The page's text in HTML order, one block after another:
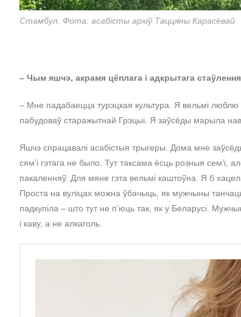
Стамбул. Фота: асабісты архіў Таццяны Карасёвай
– Чым яшчэ, акрамя цёплага і адкрытага
– Мне падабаецца турэцкая культура. Я вельмі
пабудоваў старажытнай Грэцыі. Я заўсёды марыла
Яшчэ спрацавалі асабістыя трыгеры. Дома мне
сям’і гэтага не было. Тут таксама ёсць розныя
пакаленняў. Для мяне гэта вельмі каштоўна. Я б
Проста на вуліцах можна ўбачыць, як мужчыны
падкупіла – што тут не п’юць так, як у Беларусі.
і каву, а не алкаголь.